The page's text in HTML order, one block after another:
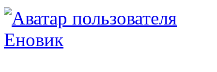
Еновик